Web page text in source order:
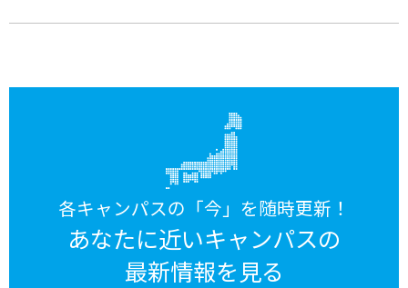
各キャンパスの「今」を随時更新！
あなたに近いキャンパスの
最新情報を見る